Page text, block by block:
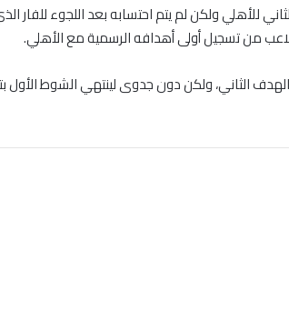
للأهلي ولكن لم يتم احتسابه بعد اللجوء للفار
من تسجيل أولى أهدافه الرسمية مع الأهلي.
الهدف الثاني، ولكن دون جدوى لينتهي الشوط